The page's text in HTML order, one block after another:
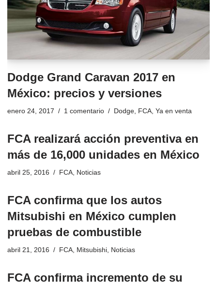
Dodge Grand Caravan 2017 en
México: precios y versiones
enero 24, 2017 1 comentario Dodge FCA Ya en venta
FCA realizará acción preventiva en
más de 16,000 unidades en México
abril 25, 2016 FCA Noticias
FCA confirma que los autos
Mitsubishi en México cumplen
pruebas de combustible
abril 21, 2016 FCA Mitsubishi Noticias
FCA confirma incremento de su